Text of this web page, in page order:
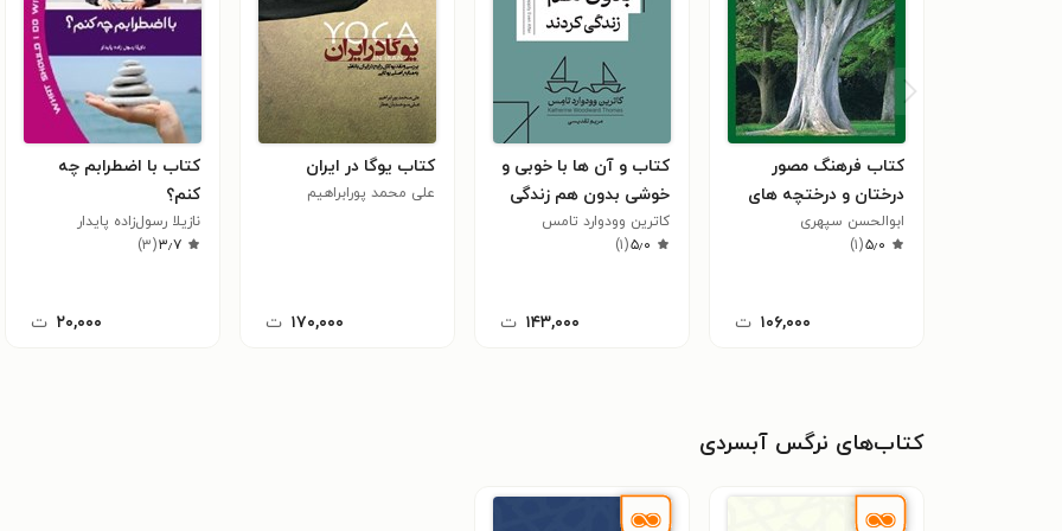
کتاب فرهنگ مصور
درختان و درختچه های
بومی (خودرو) شمال
ایران
ابوالحسن سپهری
۵٫۰(۱)
۱۰۶,۰۰۰ ت
کتاب و آن ها با خوبی و
خوشی بدون هم زندگی
کردند
کاترین وودوارد تامس
۵٫۰(۱)
۱۴۳,۰۰۰ ت
کتاب یوگا در ایران
علی محمد پورابراهیم
۱۷۰,۰۰۰ ت
کتاب با اضطرابم چه
کنم؟
نازیلا رسول‌زاده پایدار
۳٫۷(۳)
۲۰,۰۰۰ ت
کتاب‌های نرگس آبسردی